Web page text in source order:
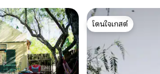
โดนใจเกสต์
โดนใจเกสต์